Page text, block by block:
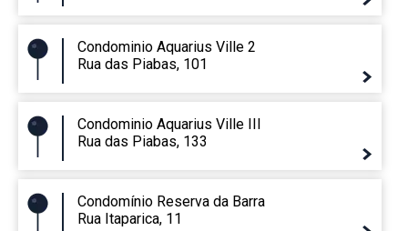
Condominio Aquarius Ville 2
Rua das Piabas, 101
Condominio Aquarius Ville III
Rua das Piabas, 133
Condomínio Reserva da Barra
Rua Itaparica, 11